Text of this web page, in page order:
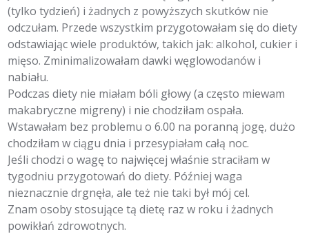
(tylko tydzień) i żadnych z powyższych skutków nie
odczułam. Przede wszystkim przygotowałam się do diety
odstawiając wiele produktów, takich jak: alkohol, cukier i
mięso. Zminimalizowałam dawki węglowodanów i
nabiału.
Podczas diety nie miałam bóli głowy (a często miewam
makabryczne migreny) i nie chodziłam ospała.
Wstawałam bez problemu o 6.00 na poranną jogę, dużo
chodziłam w ciągu dnia i przesypiałam całą noc.
Jeśli chodzi o wagę to najwięcej właśnie straciłam w
tygodniu przygotowań do diety. Później waga
nieznacznie drgnęła, ale też nie taki był mój cel.
Znam osoby stosujące tą dietę raz w roku i żadnych
powikłań zdrowotnych.